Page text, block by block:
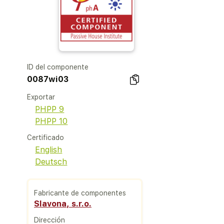
ID del componente
0087wi03
Exportar
PHPP 9
PHPP 10
Certificado
English
Deutsch
Fabricante de componentes
Slavona, s.r.o.
Dirección